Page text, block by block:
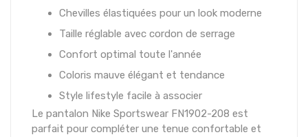
Chevilles élastiquées pour un look moderne
Taille réglable avec cordon de serrage
Confort optimal toute l'année
Coloris mauve élégant et tendance
Style lifestyle facile à associer
Le pantalon Nike Sportswear FN1902-208 est
parfait pour compléter une tenue confortable et